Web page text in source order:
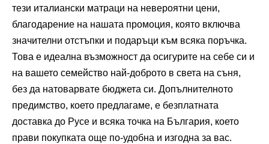
тези италиански матраци на невероятни цени,
благодарение на нашата промоция, която включва
значителни отстъпки и подаръци към всяка поръчка.
Това е идеална възможност да осигурите на себе си и
на вашето семейство най-доброто в света на съня,
без да натоварвате бюджета си. Допълнителното
предимство, което предлагаме, е безплатната
доставка до Русе и всяка точка на България, което
прави покупката още по-удобна и изгодна за вас.